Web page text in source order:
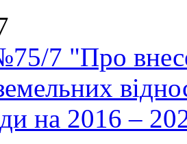
7 "Про
на 2016 –